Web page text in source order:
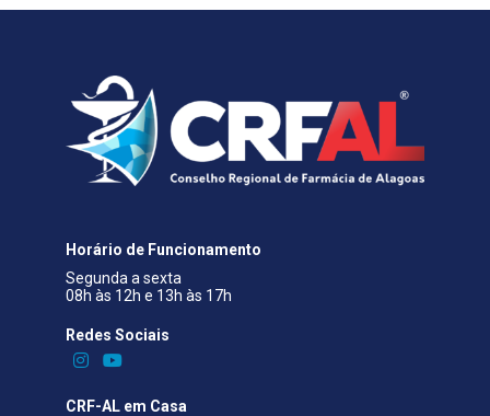
Horário de Funcionamento
Segunda a sexta
08h às 12h e 13h às 17h
Redes Sociais​
CRF-AL em Casa